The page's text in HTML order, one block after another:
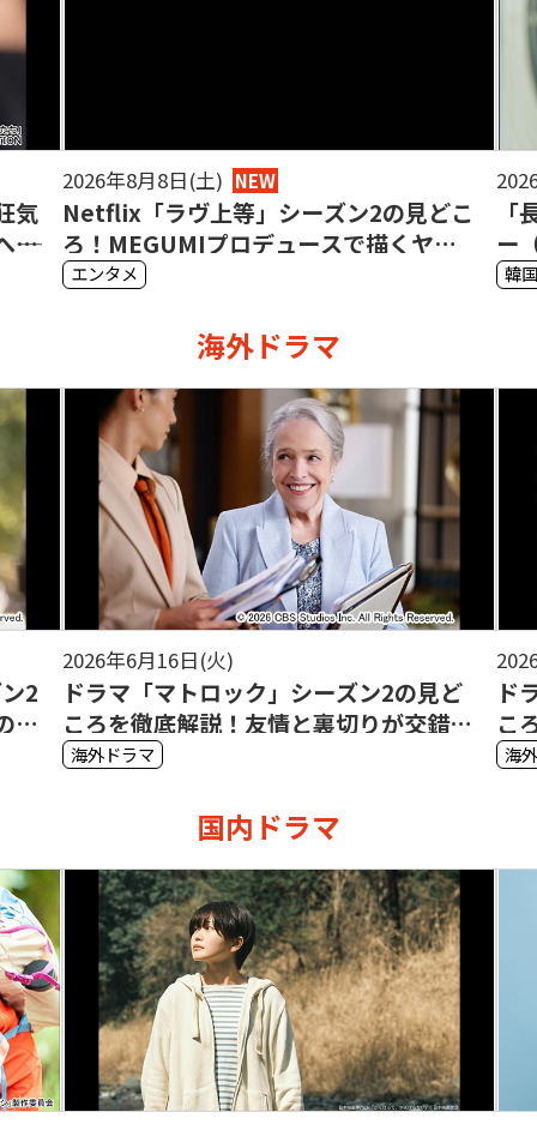
気
ギ
2026年8月8日(土) NEW
Netflix「ラヴ上等」シーズン2の見どこ
ろ！MEGUMIプロデュースで描くヤン
キーたちの恋リアとヒューマンドラマ
エンタメ
ー
い
韓
海外ドラマ
2
行
2026年6月16日(火)
ドラマ「マトロック」シーズン2の見ど
ころを徹底解説！友情と裏切りが交錯す
る心理戦に注目
海外ドラマ
ド
こ
か
海
国内ドラマ